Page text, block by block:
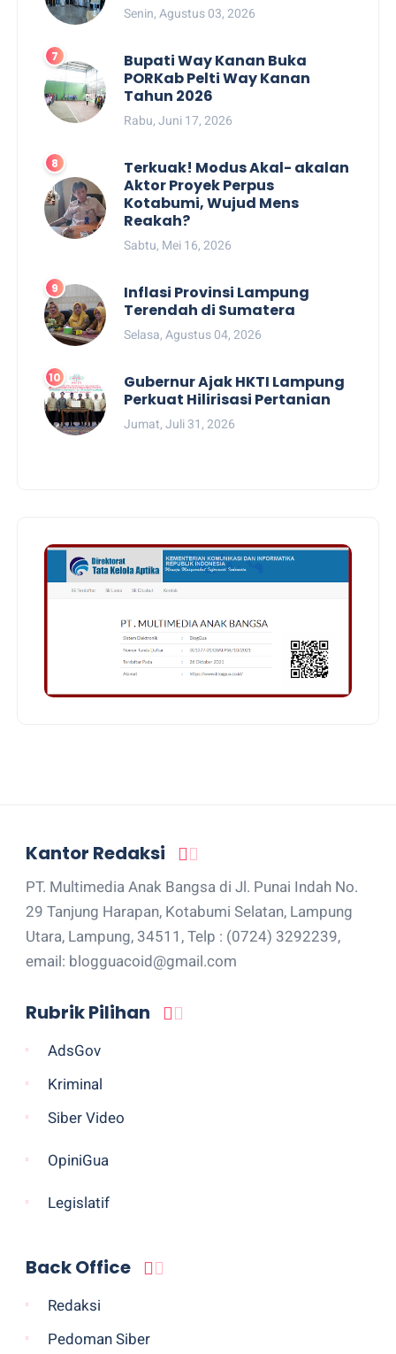
Senin, Agustus 03, 2026
Bupati Way Kanan Buka
PORKab Pelti Way Kanan
Tahun 2026
Rabu, Juni 17, 2026
Terkuak! Modus Akal- akalan
Aktor Proyek Perpus
Kotabumi, Wujud Mens
Reakah?
Sabtu, Mei 16, 2026
Inflasi Provinsi Lampung
Terendah di Sumatera
Selasa, Agustus 04, 2026
Gubernur Ajak HKTI Lampung
Perkuat Hilirisasi Pertanian
Jumat, Juli 31, 2026
Kantor Redaksi
PT. Multimedia Anak Bangsa di Jl. Punai Indah No.
29 Tanjung Harapan, Kotabumi Selatan, Lampung
Utara, Lampung, 34511, Telp : (0724) 3292239,
email: blogguacoid@gmail.com
Rubrik Pilihan
AdsGov
Kriminal
Siber Video
OpiniGua
Legislatif
Back Office
Redaksi
Pedoman Siber